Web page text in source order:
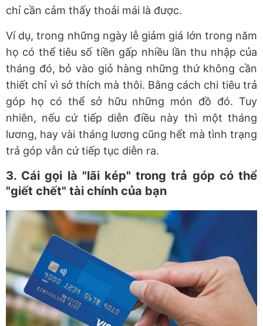
chỉ cần cảm thấy thoải mái là được.
Ví dụ, trong những ngày lễ giảm giá lớn trong năm
họ có thể tiêu số tiền gấp nhiều lần thu nhập của
tháng đó, bỏ vào giỏ hàng những thứ không cần
thiết chỉ vì sở thích mà thôi. Bằng cách chi tiêu trả
góp họ có thể sở hữu những món đồ đó. Tuy
nhiên, nếu cứ tiếp diễn điều này thì một tháng
lương, hay vài tháng lương cũng hết mà tình trạng
trả góp vẫn cứ tiếp tục diễn ra.
3. Cái gọi là "lãi kép" trong trả góp có thể
"giết chết" tài chính của bạn